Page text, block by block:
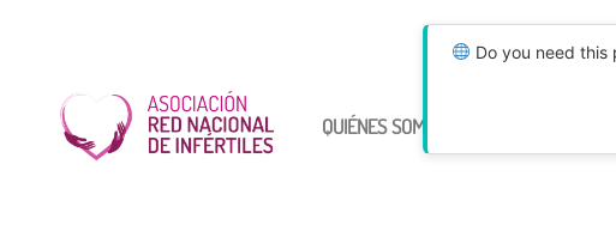
Do you need this
QUIÉNES SOMOS